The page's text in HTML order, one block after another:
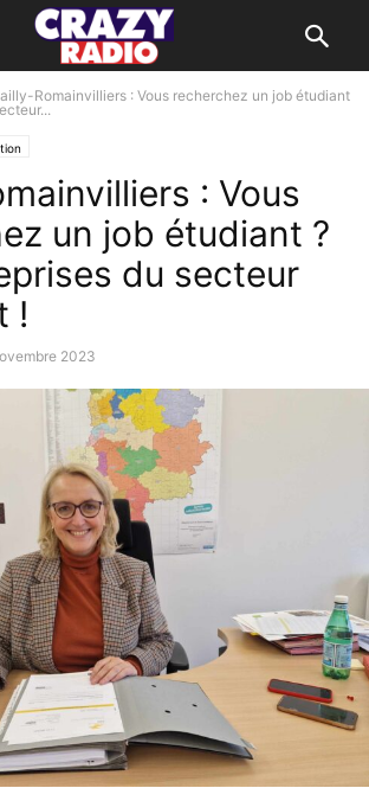
Romainvilliers : Vous recherchez un job étudiant
: Vous
un job étudiant ?
du secteur
!
2023